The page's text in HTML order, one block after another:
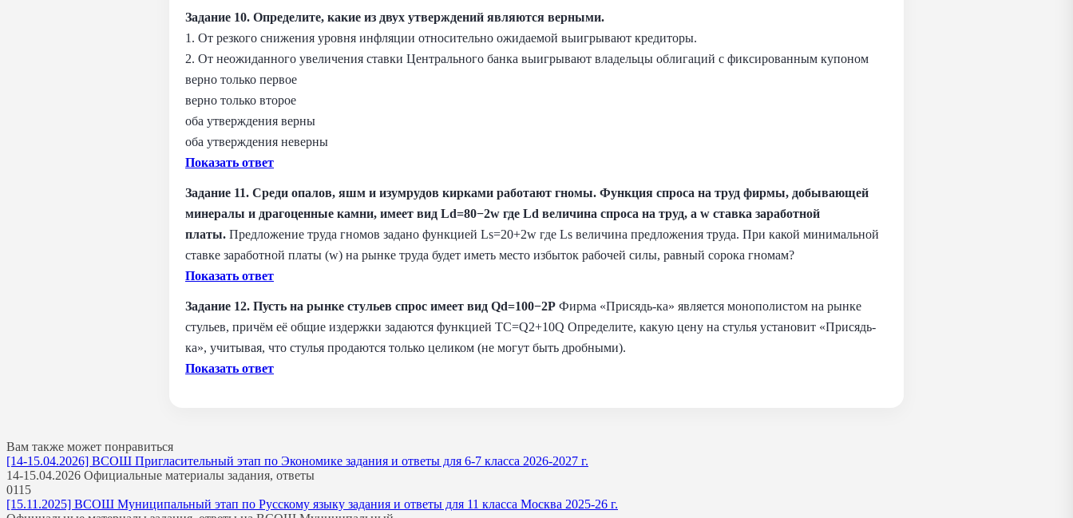
Задание 10. Определите, какие из двух утверждений являются верными.
1. От резкого снижения уровня инфляции относительно ожидаемой выигрывают кредиторы.
2. От неожиданного увеличения ставки Центрального банка выигрывают владельцы облигаций с фиксированным купоном
верно только первое
верно только второе
оба утверждения верны
оба утверждения неверны
Показать ответ
Задание 11. Среди опалов, яшм и изумрудов кирками работают гномы. Функция спроса на труд фирмы, добывающей
минералы и драгоценные камни, имеет вид Ld=80−2w где Ld величина спроса на труд, а w ставка заработной
платы. Предложение труда гномов задано функцией Ls=20+2w где Ls величина предложения труда. При какой минимальной
ставке заработной платы (w) на рынке труда будет иметь место избыток рабочей силы, равный сорока гномам?
Показать ответ
Задание 12. Пусть на рынке стульев спрос имеет вид Qd=100−2P Фирма «Присядь-ка» является монополистом на рынке
стульев, причём её общие издержки задаются функцией TC=Q2+10Q Определите, какую цену на стулья установит «Присядь-
ка», учитывая, что стулья продаются только целиком (не могут быть дробными).
Показать ответ
Вам также может понравиться
[14-15.04.2026] ВСОШ Пригласительный этап по Экономике задания и ответы для 6-7 класса 2026-2027 г.
14-15.04.2026 Официальные материалы задания, ответы
0115
[15.11.2025] ВСОШ Муниципальный этап по Русскому языку задания и ответы для 11 класса Москва 2025-26 г.